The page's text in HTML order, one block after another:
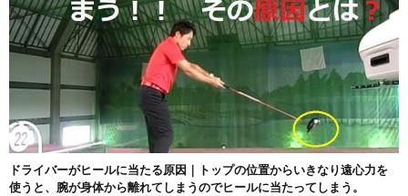
ドライバーがヒールに当たる原因｜トップの位置からいきなり遠心力を
使うと、腕が身体から離れてしまうのでヒールに当たってしまう。